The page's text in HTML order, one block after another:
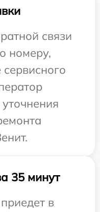
связи
номеру,
35 минут
в